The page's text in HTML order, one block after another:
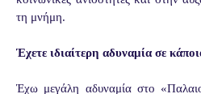
τη μνήμη.
Έχετε ιδιαίτερη αδυναμία σε
Έχω μεγάλη αδυναμία στο